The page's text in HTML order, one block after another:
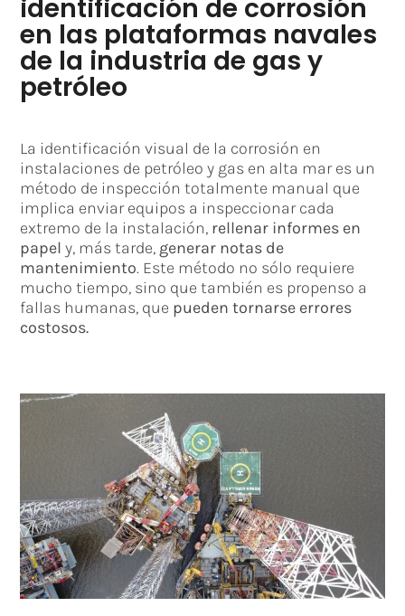
identificación de corrosión
en las plataformas navales
de la industria de gas y
petróleo
La identificación visual de la corrosión en
instalaciones de petróleo y gas en alta mar es un
método de inspección totalmente manual que
implica enviar equipos a inspeccionar cada
extremo de la instalación, rellenar informes en
papel y, más tarde, generar notas de
mantenimiento. Este método no sólo requiere
mucho tiempo, sino que también es propenso a
fallas humanas, que pueden tornarse errores
costosos.